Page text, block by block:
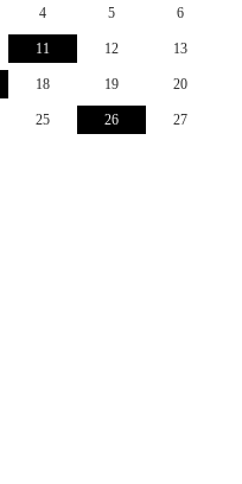
4 5 6
11 12 13
18 19 20
25 26 27